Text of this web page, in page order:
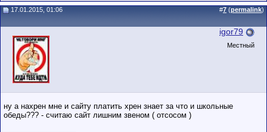
17.01.2015, 01:06 #7 (permalink)
igor79
Местный
ну а нахрен мне и сайту платить хрен знает за что и школьные
обеды??? - считаю сайт лишним звеном ( отсосом )